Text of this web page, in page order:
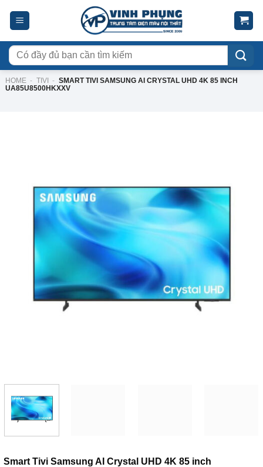
Tìm
kiếm:
HOME - TIVI - SMART TIVI SAMSUNG AI CRYSTAL UHD 4K 85 INCH
UA85U8500HKXXV
Smart Tivi Samsung AI Crystal UHD 4K 85 inch